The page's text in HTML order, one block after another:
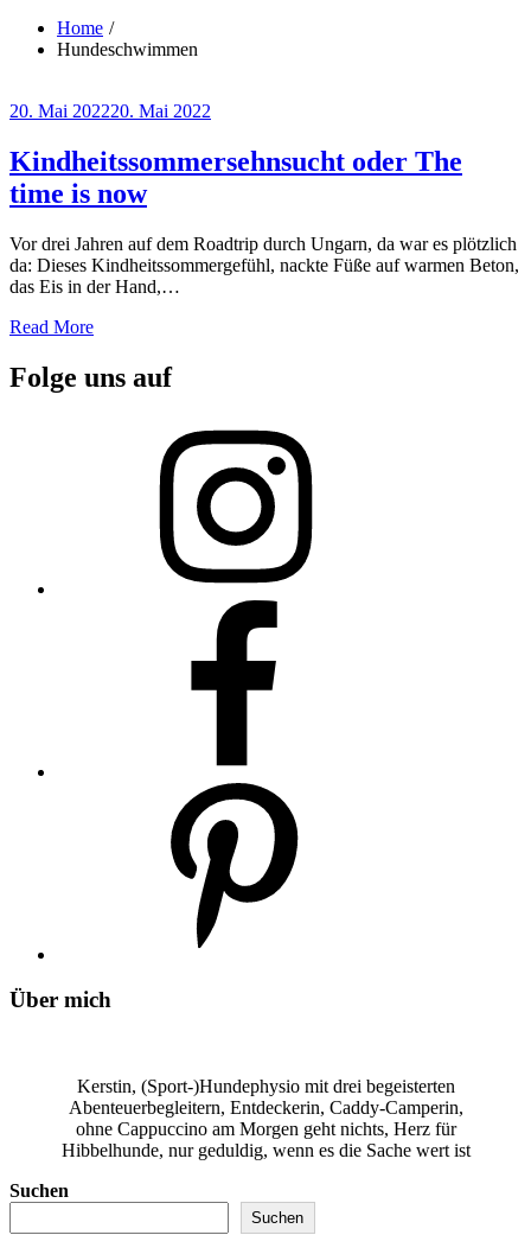
Home
Hundeschwimmen
Posted
20. Mai 202220. Mai 2022
Kindheitssommersehnsucht oder The
time is now
Vor drei Jahren auf dem Roadtrip durch Ungarn, da war es plötzlich
da: Dieses Kindheitssommergefühl, nackte Füße auf warmen Beton,
das Eis in der Hand,…
Read More
Folge uns auf
Über mich
Kerstin, (Sport-)Hundephysio mit drei begeisterten
Abenteuerbegleitern, Entdeckerin, Caddy-Camperin,
ohne Cappuccino am Morgen geht nichts, Herz für
Hibbelhunde, nur geduldig, wenn es die Sache wert ist
Suchen
Suchen